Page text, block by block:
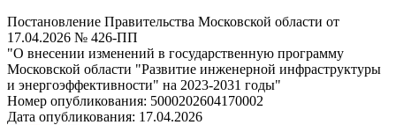
Постановление Правительства Московской области от
17.04.2026 № 426-ПП
"О внесении изменений в государственную программу
Московской области "Развитие инженерной инфраструктуры
и энергоэффективности" на 2023-2031 годы"
Номер опубликования: 5000202604170002
Дата опубликования: 17.04.2026